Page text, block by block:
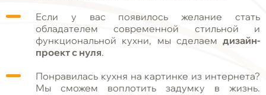
Если у вас появилось желание стать
обладателем современной стильной и
функциональной кухни, мы сделаем дизайн-
проект с нуля.
Понравилась кухня на картинке из интернета?
Мы сможем воплотить задумку в жизнь.